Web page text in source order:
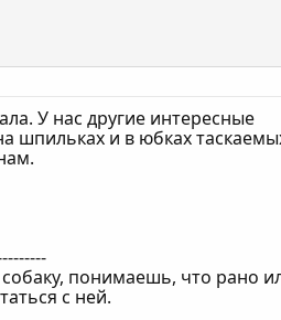
У нас другие интересные
шпильках и в юбках
понимаешь, что рано
с ней.